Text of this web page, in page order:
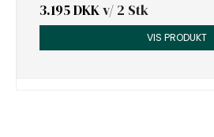
3.195 DKKv/ 2 Stk
VIS PRODUKT